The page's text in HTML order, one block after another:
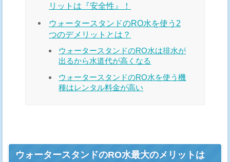
リットは『安全性』！
ウォータースタンドのRO水を使う2
つのデメリットとは？
ウォータースタンドのRO水は排水が
出るから水道代が高くなる
ウォータースタンドのRO水を使う機
種はレンタル料金が高い
ウォータースタンドのRO水最大のメリットは